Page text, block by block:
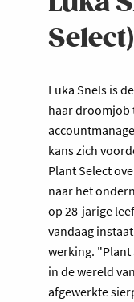
Select)
Luka Snels is
haar droomjob
kans zich
Plant Select
naar het
op 28-jarige
vandaag
werking. "Plant
in de wereld
afgewerkte